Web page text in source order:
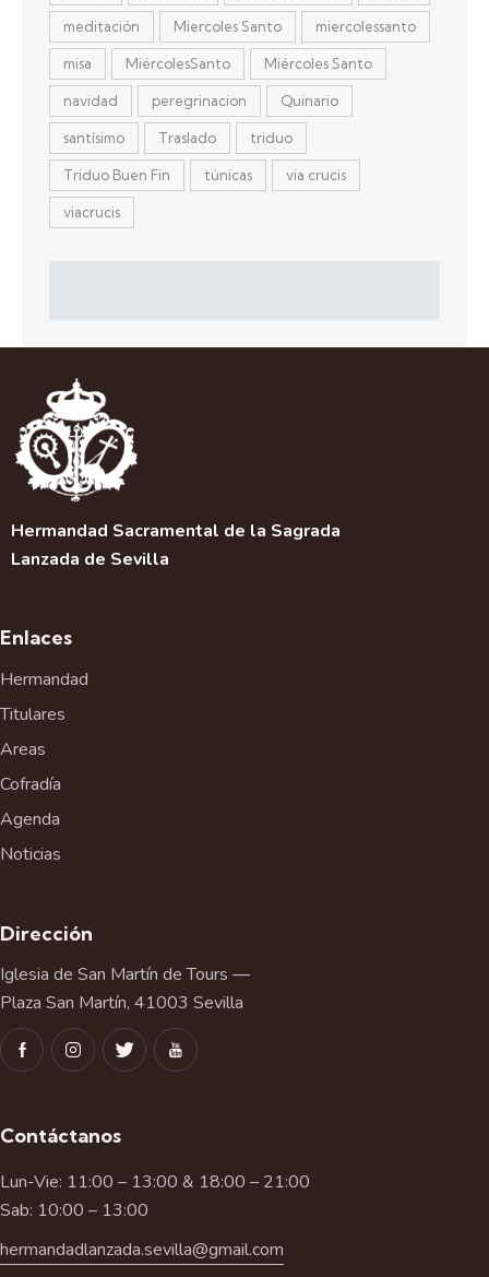
meditación Miercoles Santo miercolessanto
misa MiércolesSanto Miércoles Santo
navidad peregrinacion Quinario
santísimo Traslado triduo
Triduo Buen Fin túnicas via crucis
viacrucis
Hermandad Sacramental de la Sagrada
Lanzada de Sevilla
Enlaces
Hermandad
Titulares
Areas
Cofradía
Agenda
Noticias
Dirección
Iglesia de San Martín de Tours —
Plaza San Martín, 41003 Sevilla
Contáctanos
Lun-Vie: 11:00 – 13:00 & 18:00 – 21:00
Sab: 10:00 – 13:00
hermandadlanzada.sevilla@gmail.com